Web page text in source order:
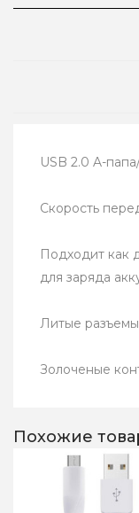
USB 2.0 A-
Скорость
Подходит как
для заряда
Литые разъемы
Золоченые
Похожие